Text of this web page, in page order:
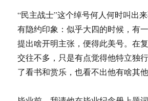
“民主战士”这个绰号何人何时叫出
有隐约印象：似乎大四的时候，有
提出啥开明主张，便得此美号。在
交往不多，只是有点觉得他特立独
了看书和赏乐，也看不出他有啥其他